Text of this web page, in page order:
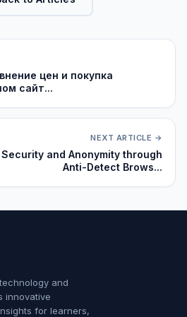
цен и покупка
сайт...
NEXT ARTICLE →
and Anonymity through
Anti-Detect Brows...
and
innovative
for learners,